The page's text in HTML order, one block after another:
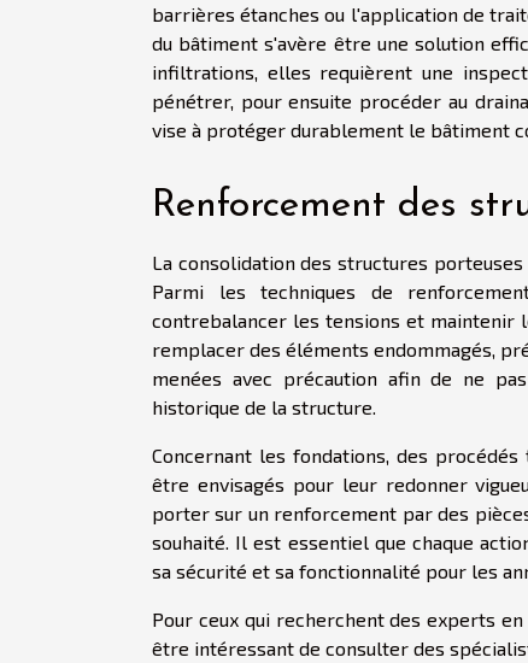
barrières étanches ou l'application de
du bâtiment s'avère être une solution
infiltrations, elles requièrent une
pénétrer, pour ensuite procéder au
vise à protéger durablement le bâtiment
Renforcement des
La consolidation des structures
Parmi les techniques de
contrebalancer les tensions et maintenir
remplacer des éléments endommagés,
menées avec précaution afin de ne
historique de la structure.
Concernant les fondations, des
être envisagés pour leur redonner
porter sur un renforcement par des
souhaité. Il est essentiel que chaque
sa sécurité et sa fonctionnalité pour les
Pour ceux qui recherchent des experts
être intéressant de consulter des